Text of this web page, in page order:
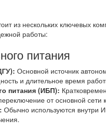
из нескольких ключевых
работы:
питания
Основной источник
и длительное время
питания (ИБП):
от основной сети
Обычно используются внутри